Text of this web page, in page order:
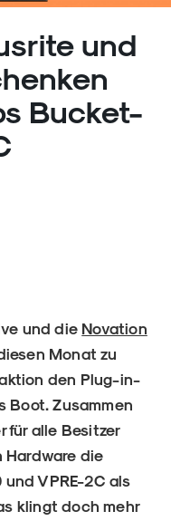
und
Bucket-
und die Novation
Monat zu
den Plug-in-
Boot. Zusammen
für alle Besitzer
Hardware die
VPRE-2C als
klingt doch mehr